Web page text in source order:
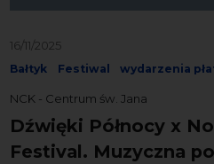
16/11/2025
Bałtyk Festiwal wydarzenia
NCK - Centrum św. Jana
Dźwięki Północy x
Festival. Muzyczna